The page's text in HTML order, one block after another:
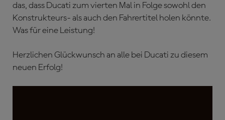
das, dass Ducati zum vierten Mal in Folge sowohl den
Konstrukteurs- als auch den Fahrertitel holen könnte.
Was für eine Leistung!
Herzlichen Glückwunsch an alle bei Ducati zu diesem
neuen Erfolg!